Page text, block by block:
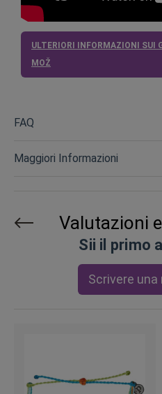
ULTERIORI INFORMAZIONI SUI
MOŽ
FAQ
Maggiori Informazioni
Valutazioni
Sii il primo
Scrivere